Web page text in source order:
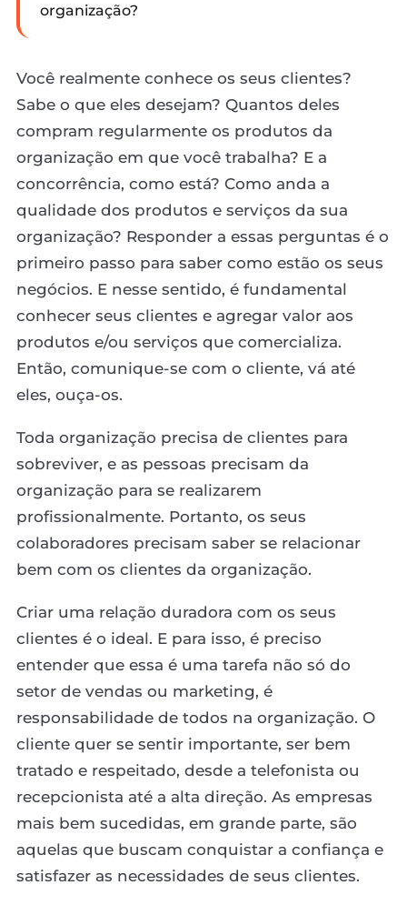
organização?
Você realmente conhece os seus clientes?
Sabe o que eles desejam? Quantos deles
compram regularmente os produtos da
organização em que você trabalha? E a
concorrência, como está? Como anda a
qualidade dos produtos e serviços da sua
organização? Responder a essas perguntas é o
primeiro passo para saber como estão os seus
negócios. E nesse sentido, é fundamental
conhecer seus clientes e agregar valor aos
produtos e/ou serviços que comercializa.
Então, comunique-se com o cliente, vá até
eles, ouça-os.
Toda organização precisa de clientes para
sobreviver, e as pessoas precisam da
organização para se realizarem
profissionalmente. Portanto, os seus
colaboradores precisam saber se relacionar
bem com os clientes da organização.
Criar uma relação duradora com os seus
clientes é o ideal. E para isso, é preciso
entender que essa é uma tarefa não só do
setor de vendas ou marketing, é
responsabilidade de todos na organização. O
cliente quer se sentir importante, ser bem
tratado e respeitado, desde a telefonista ou
recepcionista até a alta direção. As empresas
mais bem sucedidas, em grande parte, são
aquelas que buscam conquistar a confiança e
satisfazer as necessidades de seus clientes.